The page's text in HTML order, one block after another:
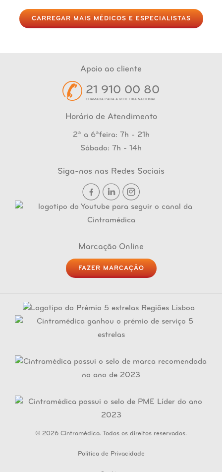
CARREGAR MAIS MÉDICOS E ESPECIALISTAS
Apoio ao cliente
21 910 00 80
CHAMADA PARA A REDE FIXA NACIONAL
Horário de Atendimento
2ª a 6ªfeira: 7h - 21h
Sábado: 7h - 14h
Siga-nos nas Redes Sociais
Marcação Online
FAZER MARCAÇÃO
© 2026 Cintramédica. Todos os direitos reservados.
Política de Privacidade